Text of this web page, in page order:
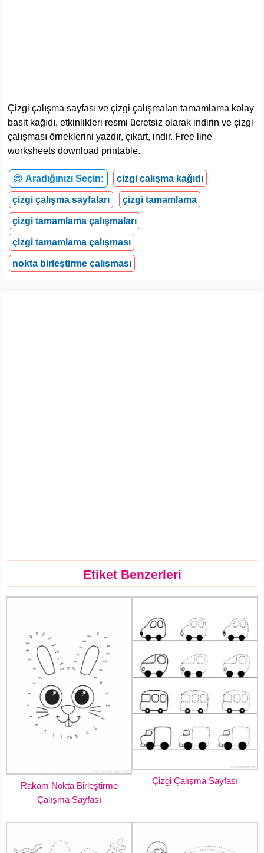
Çizgi çalışma sayfası ve çizgi çalışmaları tamamlama kolay
basit kağıdı, etkinlikleri resmi ücretsiz olarak indirin ve çizgi
çalışması örneklerini yazdır, çıkart, indir. Free line
worksheets download printable.
😍 Aradığınızı Seçin: çizgi çalışma kağıdı
çizgi çalışma sayfaları çizgi tamamlama
çizgi tamamlama çalışmaları
çizgi tamamlama çalışması
nokta birleştirme çalışması
Etiket Benzerleri
Rakam Nokta Birleştirme
Çalışma Sayfası
Çizgi Çalışma Sayfası